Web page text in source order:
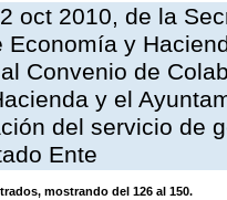
oct 2010, de la
Economía y
Convenio de
y el
del servicio de
Ente
mostrando del 126 al 150.